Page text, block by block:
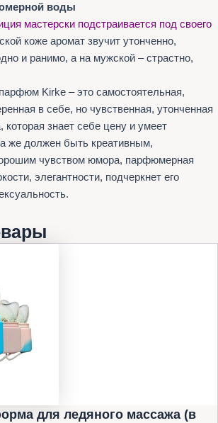
воды
мастерски подстраивается под своего
коже аромат звучит утонченно,
и ранимо, а на мужской – страстно,
Kirke – это самостоятельная,
в себе, но чувственная, утонченная
которая знает себе цену и умеет
же должен быть креативным,
чувством юмора, парфюмерная
элегантности, подчеркнет его
для ледяного массажа (в